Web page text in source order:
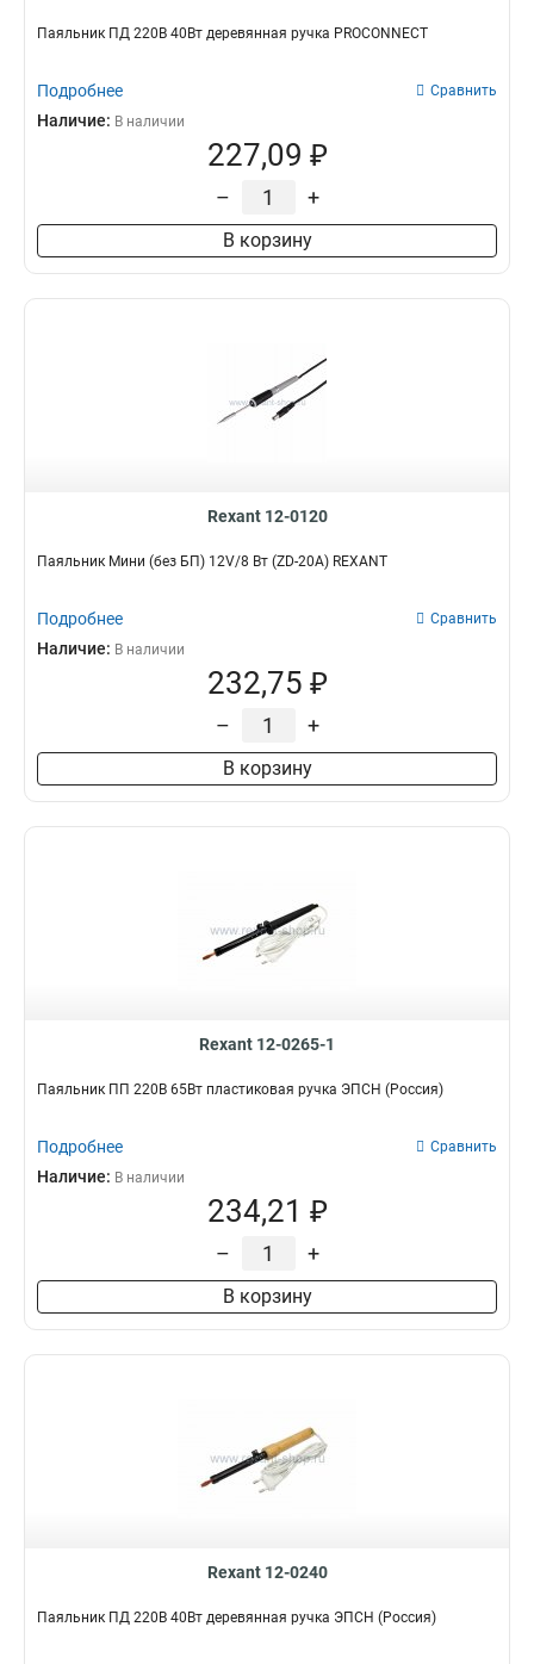
Паяльник ПД 220В 40Вт деревянная ручка PROCONNECT
Подробнее Сравнить
Наличие: В наличии
227,09 ₽
– +
В корзину
Rexant 12-0120
Паяльник Мини (без БП) 12V/8 Вт (ZD-20A) REXANT
Подробнее Сравнить
Наличие: В наличии
232,75 ₽
– +
В корзину
Rexant 12-0265-1
Паяльник ПП 220В 65Вт пластиковая ручка ЭПСН (Россия)
Подробнее Сравнить
Наличие: В наличии
234,21 ₽
– +
В корзину
Rexant 12-0240
Паяльник ПД 220В 40Вт деревянная ручка ЭПСН (Россия)